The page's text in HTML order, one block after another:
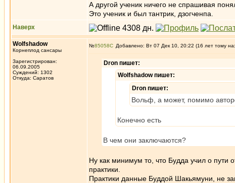
А другой ученик ничего не спрашивая
Это ученик и был тантрик, дзогченпа.
Наверх
Wolfshadow
Корнеплод сансары
Зарегистрирован:
06.09.2005
Суждений: 1302
Откуда: Саратов
№85058 Добавлено: Вт 07 Дек 10, 20:22 (16 лет тому
Dron пишет:
Wolfshadow пишет:
Dron пишет:
Вольф, а может, помимо
Конечно есть
В чем они заключаются?
Ну как минимум то, что Будда учил о пути
практики.
Практики данные Буддой Шакьямуни, не